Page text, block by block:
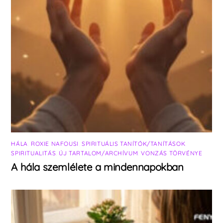
HÁLA ROXIE NAFOUSI SPIRITUÁLIS TANÍTÓK/TANÍTÁSOK
SPIRITUALITÁS ÚJ TARTALOM/ARCHÍVUM ,VONZÁS TÖRVÉNYE
A hála szemlélete a mindennapokban